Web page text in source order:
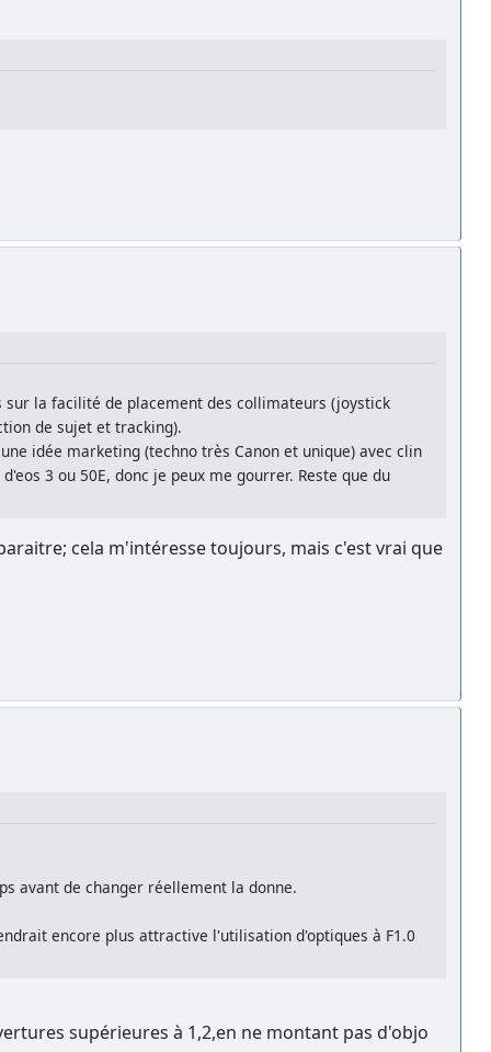
la facilité de placement des collimateurs (joystick
de sujet et tracking).
idée marketing (techno très Canon et unique) avec clin
3 ou 50E, donc je peux me gourrer. Reste que du
cela m'intéresse toujours, mais c'est vrai que
avant de changer réellement la donne.
encore plus attractive l'utilisation d'optiques à F1.0
supérieures à 1,2,en ne montant pas d'objo